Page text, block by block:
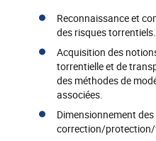
Reconnaissance et
des risques torrentiels.
Acquisition des
torrentielle et de
des méthodes de
associées.
Dimensionnement
correction/